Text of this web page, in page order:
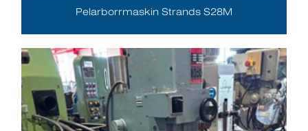
Pelarborrmaskin Strands S28M